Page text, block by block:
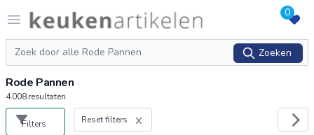
Open menu
Logo keukenartikelen.com 0
Zoeken
Zoeken
Rode Pannen
4.008resultaten
Filters Reset filters